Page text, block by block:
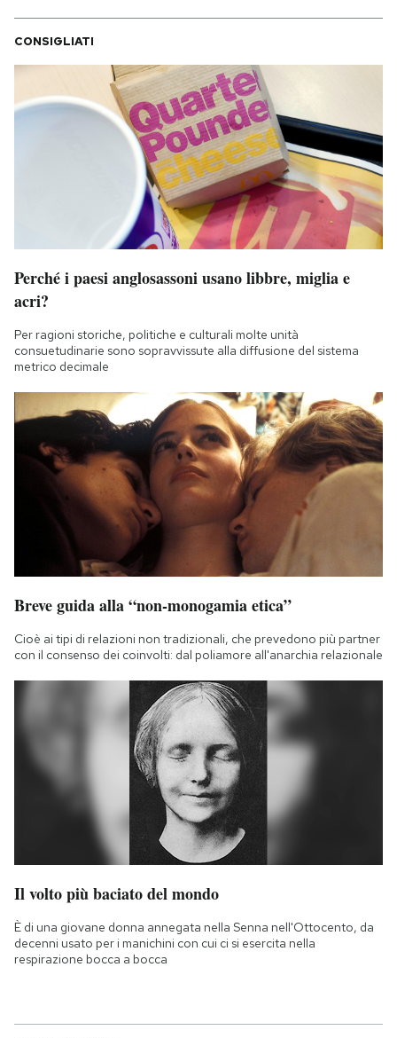
CONSIGLIATI
Perché i paesi anglosassoni usano libbre, miglia e
acri?
Per ragioni storiche, politiche e culturali molte unità
consuetudinarie sono sopravvissute alla diffusione del sistema
metrico decimale
Breve guida alla “non-monogamia etica”
Cioè ai tipi di relazioni non tradizionali, che prevedono più partner
con il consenso dei coinvolti: dal poliamore all'anarchia relazionale
Il volto più baciato del mondo
È di una giovane donna annegata nella Senna nell'Ottocento, da
decenni usato per i manichini con cui ci si esercita nella
respirazione bocca a bocca